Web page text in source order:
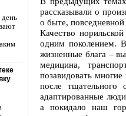
день
рассказывали о
о быте,
Качество
одним поколением.
жизненные блага –
медицина,
позавидовать
после тщательного
адаптированные
а покидало наш